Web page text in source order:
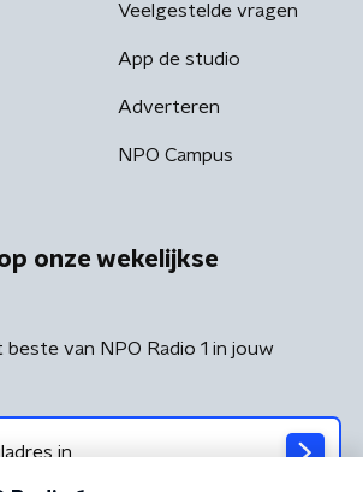
Veelgestelde vragen
App de studio
Adverteren
NPO Campus
onze wekelijkse
beste van NPO Radio 1 in jouw